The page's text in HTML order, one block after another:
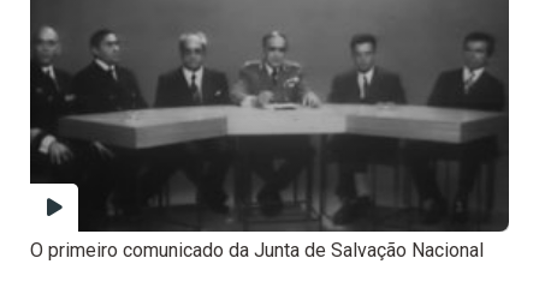
O primeiro comunicado da Junta de Salvação Nacional